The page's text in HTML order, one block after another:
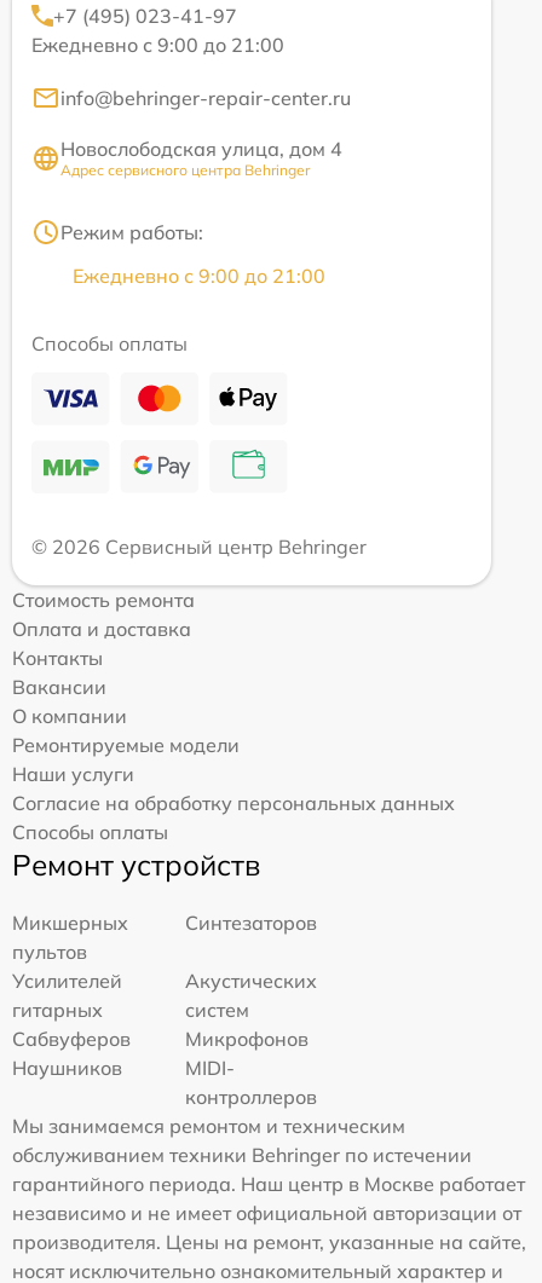
+7 (495) 023-41-97
Ежедневно с 9:00 до 21:00
info@behringer-repair-center.ru
Новослободская улица, дом 4
Адрес сервисного центра Behringer
Режим работы:
Ежедневно с 9:00 до 21:00
Способы оплаты
© 2026 Сервисный центр Behringer
Стоимость ремонта
Оплата и доставка
Контакты
Вакансии
О компании
Ремонтируемые модели
Наши услуги
Согласие на обработку персональных данных
Способы оплаты
Ремонт устройств
Микшерных
пультов
Синтезаторов
Усилителей
гитарных
Акустических
систем
Сабвуферов
Микрофонов
Наушников
MIDI-
контроллеров
Мы занимаемся ремонтом и техническим
обслуживанием техники Behringer по истечении
гарантийного периода. Наш центр в Москве работает
независимо и не имеет официальной авторизации от
производителя. Цены на ремонт, указанные на сайте,
носят исключительно ознакомительный характер и